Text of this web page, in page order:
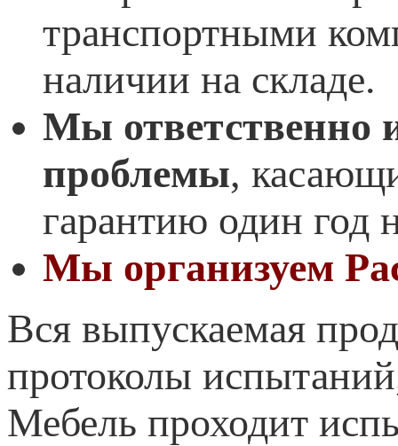
транспортными
наличии на складе.
Мы ответственно
проблемы,
гарантию один год
Мы организуем
Вся выпускаемая
протоколы
Мебель проходит